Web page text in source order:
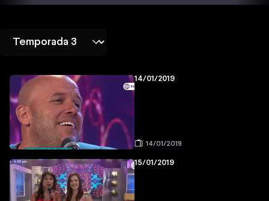
14/01/2019
14/01/2019
15/01/2019